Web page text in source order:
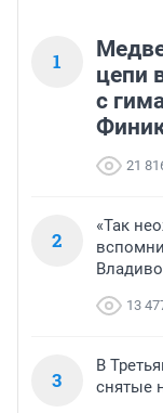
1
цепи
с
21
2
«Так
13
3
В
снятые